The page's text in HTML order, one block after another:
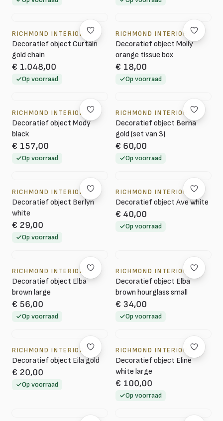
RICHMOND INTERIORS
Decoratief object Curtain
gold chain
€ 1.048,00
Op voorraad
RICHMOND INTERIORS
Decoratief object Molly
orange tissue box
€ 18,00
Op voorraad
RICHMOND INTERIORS
Decoratief object Mody
black
€ 157,00
Op voorraad
RICHMOND INTERIORS
Decoratief object Berna
gold (set van 3)
€ 60,00
Op voorraad
RICHMOND INTERIORS
Decoratief object Berlyn
white
€ 29,00
Op voorraad
RICHMOND INTERIORS
Decoratief object Ave white
€ 40,00
Op voorraad
RICHMOND INTERIORS
Decoratief object Elba
brown large
€ 56,00
Op voorraad
RICHMOND INTERIORS
Decoratief object Elba
brown hourglass small
€ 34,00
Op voorraad
RICHMOND INTERIORS
Decoratief object Eila gold
€ 20,00
Op voorraad
RICHMOND INTERIORS
Decoratief object Eline
white large
€ 100,00
Op voorraad